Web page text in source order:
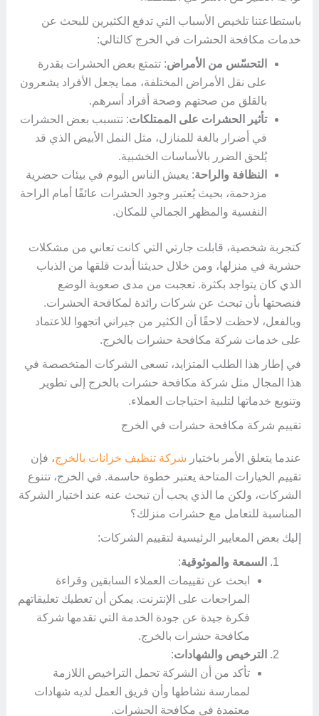
باستطاعتنا تلخيص الأسباب التي تدفع الكثيرين للبحث عن
خدمات مكافحة الحشرات في الخرج كالتالي:
التحسّس من الأمراض: تتمتع بعض الحشرات بقدرة
على نقل الأمراض المختلفة، مما يجعل الأفراد يشعرون
بالقلق من صحتهم وصحة أفراد أسرهم.
تأثير الحشرات على الممتلكات: تتسبب بعض الحشرات
في أضرار بالغة للمنازل، مثل النمل الأبيض الذي قد
يُلحق الضرر بالأساسات الخشبية.
النظافة والراحة: يعيش الناس اليوم في بيئات حضرية
مزدحمة، بحيث يُعتبر وجود الحشرات عائقًا أمام الراحة
النفسية والمظهر الجمالي للمكان.
كتجربة شخصية، قابلت جارتي التي كانت تعاني من مشكلات
حشرية في منزلها، ومن خلال حديثنا أبدت قلقها من الذباب
الذي كان يتواجد بكثرة. تعجبت من مدى صعوبة الوضع
فنصحتها بأن تبحث عن شركات رائدة لمكافحة الحشرات.
وبالفعل، لاحظت لاحقًا أن الكثير من جيراني اتجهوا للاعتماد
على خدمات شركة مكافحة حشرات بالخرج.
في إطار هذا الطلب المتزايد، تسعى الشركات المتخصصة في
هذا المجال مثل شركة مكافحة حشرات بالخرج إلى تطوير
وتنويع خدماتها لتلبية احتياجات العملاء.
تقييم شركة مكافحة حشرات في الخرج
عندما يتعلق الأمر باختيار شركة تنظيف خزانات بالخرج، فإن
تقييم الخيارات المتاحة يعتبر خطوة حاسمة. في الخرج، تتنوع
الشركات، ولكن ما الذي يجب أن تبحث عنه عند اختيار الشركة
المناسبة للتعامل مع حشرات منزلك؟
إليك بعض المعايير الرئيسية لتقييم الشركات:
السمعة والموثوقية:
ابحث عن تقييمات العملاء السابقين وقراءة
المراجعات على الإنترنت. يمكن أن تعطيك تعليقاتهم
فكرة جيدة عن جودة الخدمة التي تقدمها شركة
مكافحة حشرات بالخرج.
الترخيص والشهادات:
تأكد من أن الشركة تحمل التراخيص اللازمة
لممارسة نشاطها وأن فريق العمل لديه شهادات
معتمدة في مكافحة الحشرات.